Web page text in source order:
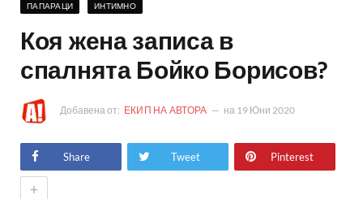
ПАПАРАЦИ ИНТИМНО
Коя жена записа в
спалнята Бойко Борисов?
Добавена от: ЕКИП НА АВТОРА на 19 Юни 2020
Share Tweet Pinterest
+